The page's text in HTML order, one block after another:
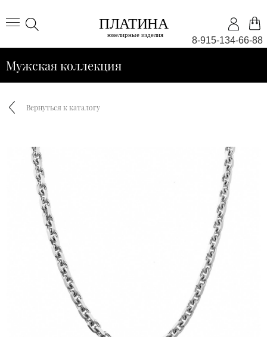
8-915-134-66-88
Мужская коллекция
Вернуться к каталогу